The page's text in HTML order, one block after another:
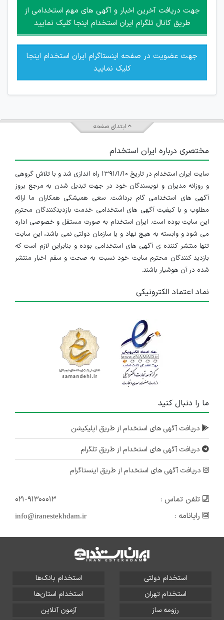
امکان هماهنگی برای هرگونه ملاقات حضوری چه به صورت دسته
جمعی و چه فردی توسط کاربران سایت وجود ندارد.
جهت دریافت آخرین اخبار و آگهی های مهم استخدامی از
طریق کانال تلگرام ایران استخدام اینجا کلیک نمایید
جهت عضویت در صفحه اینستاگرام ایران استخدام اینجا
کلیک نمایید
ابتدای صفحه
مختصری درباره ایران استخدام
سایت ایران استخدام در تاریخ ۱۳۹۱/۱/۱۰ راه اندازی شد و با تلاش گروهی
و روزانه مدیران و نویسندگان خود در جهت تبدیل شدن به مرجع بروز
آگهی های استخدامی گام برداشت. سعی همیشگی همکاران ما ارائه
مطلوب و با کیفیت آگهی های استخدامی خدمت بازدیدکنندگان محترم
این سایت بوده است. ایران استخدام به صورت مستقل و خصوصی اداره
می شود و وابسته به هیچ نهاد و یا سازمان دولتی نمی باشد، این سایت
تنها منتشر کننده ی آگهی های استخدامی بوده و بنابراین لازم است که
بازدید کنندگان محترم سایت خود نسبت به صحت و سقم اخبار منتشر
شده در آن هوشیار باشند.
نماد اعتماد الکترونیکی
ما را دنبال کنید
دریافت آگهی های استخدام از طریق اپلیکیشن
دریافت آگهی های استخدام از طریق تلگرام
دریافت آگهی های استخدام از طریق اینستاگرام
تلفن تماس :
۰۲۱-۹۱۳۰۰۰۱۳
رایانامه :
info@iranestekhdam.ir
استخدام دولتی
استخدام بانک‌ها
استخدام تهران
استخدام استان‌ها
رزومه ساز
آزمون آنلاین